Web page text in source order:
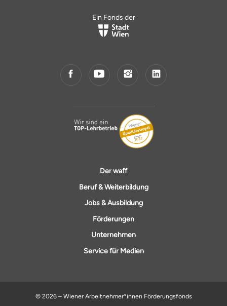
Ein Fonds der
Der waff
Beruf & Weiterbildung
Jobs & Ausbildung
Förderungen
Unternehmen
Service für Medien
© 2026 – Wiener Arbeitnehmer*innen Förderungsfonds